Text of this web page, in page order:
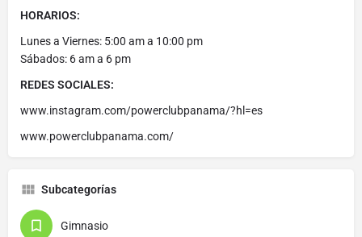
HORARIOS:
Lunes a Viernes: 5:00 am a 10:00 pm
Sábados: 6 am a 6 pm
REDES SOCIALES:
www.instagram.com/powerclubpanama/?hl=es
www.powerclubpanama.com/
Subcategorías
Gimnasio